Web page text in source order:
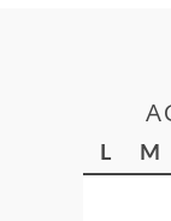
L M